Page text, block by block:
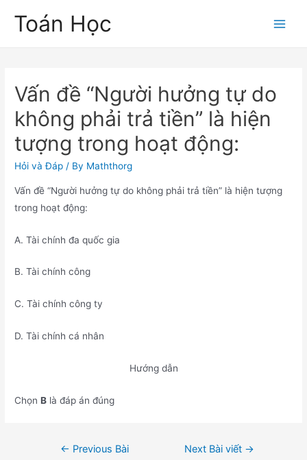
Toán Học
Vấn đề “Người hưởng tự do
không phải trả tiền” là hiện
tượng trong hoạt động:
Hỏi và Đáp / By Maththorg
Vấn đề “Người hưởng tự do không phải trả tiền” là hiện tượng
trong hoạt động:
A. Tài chính đa quốc gia
B. Tài chính công
C. Tài chính công ty
D. Tài chính cá nhân
Hướng dẫn
ChọnB là đáp án đúng
← Previous Bài
Next Bài viết →